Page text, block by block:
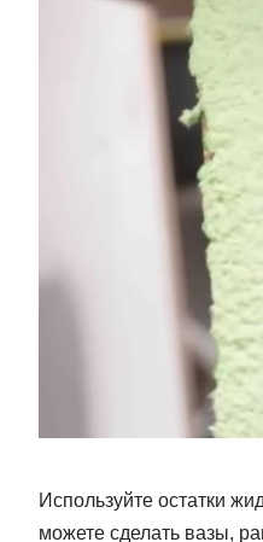
Используйте остатки
можете сделать вазы,